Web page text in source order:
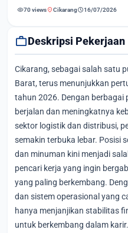
visibility70 viewslocation_onCikarangschedule16/07/2026
workDeskripsi Pekerjaan
Cikarang, sebagai salah satu
Barat, terus menunjukkan
tahun 2026. Dengan
berjalan dan meningkatnya
sektor logistik dan distribusi,
semakin terbuka lebar. Posisi
dan minuman kini menjadi
pencari kerja yang ingin
yang paling berkembang.
dan sistem operasional yang
hanya menjanjikan stabilitas
untuk berkembang dalam